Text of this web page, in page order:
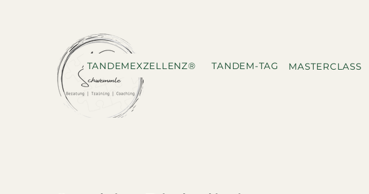
TANDEMEXZELLENZ® TANDEM-TAG MASTERCLASS